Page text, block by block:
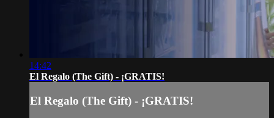
14:42
El Regalo (The Gift) - ¡GRATIS!
El Regalo (The Gift) - ¡GRATIS!